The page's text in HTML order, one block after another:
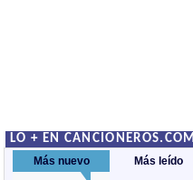
LO + EN CANCIONEROS.COM
Más nuevo Más leído